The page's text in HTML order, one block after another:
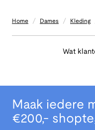
Home / Dames / Kleding
Wat
Maak iedere
€200,-